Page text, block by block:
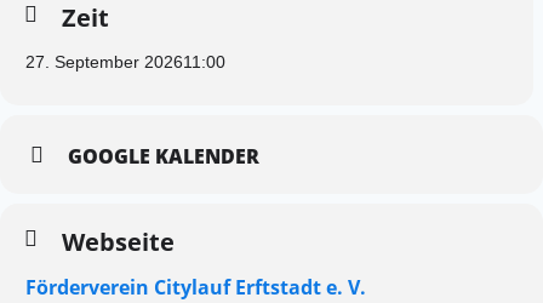
Zeit
27. September 202611:00
GOOGLE KALENDER
Webseite
Förderverein Citylauf Erftstadt e. V.